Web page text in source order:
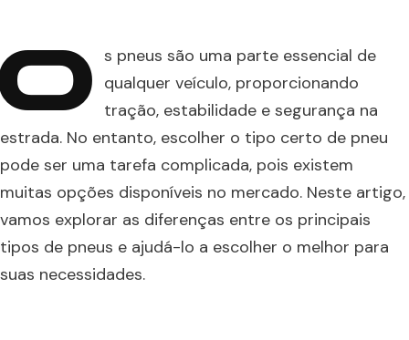
s pneus são uma parte essencial de
qualquer veículo, proporcionando
tração, estabilidade e segurança na
estrada. No entanto, escolher o tipo certo de pneu
pode ser uma tarefa complicada, pois existem
muitas opções disponíveis no mercado. Neste artigo,
vamos explorar as diferenças entre os principais
tipos de pneus e ajudá-lo a escolher o melhor para
suas necessidades.